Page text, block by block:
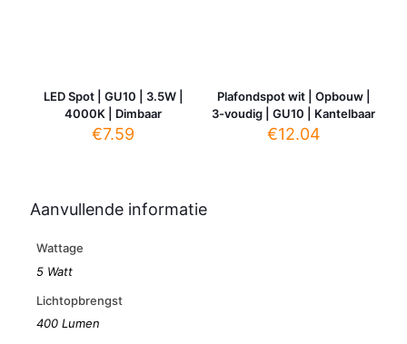
LED Spot | GU10 | 3.5W |
4000K | Dimbaar
€7.59
Plafondspot wit | Opbouw |
3-voudig | GU10 | Kantelbaar
€12.04
Aanvullende informatie
Wattage
5 Watt
Lichtopbrengst
400 Lumen